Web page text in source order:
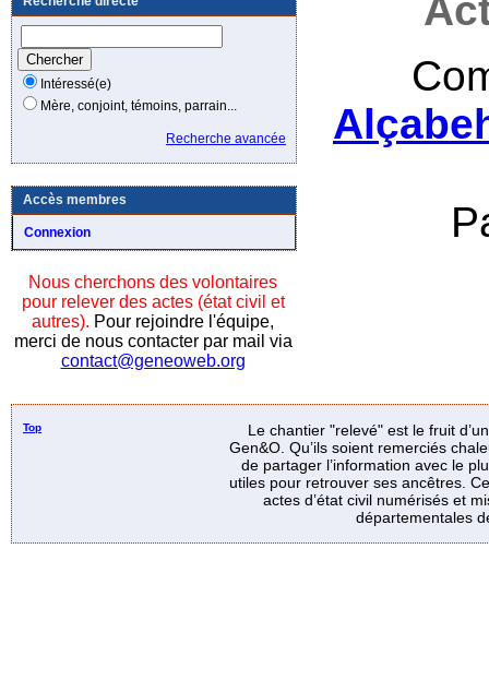
Intéressé(e)
Mère, conjoint, témoins, parrain...
Recherche avancée
Accès membres
Connexion
Nous cherchons des volontaires
pour relever des actes (état civil et
autres). Pour rejoindre l'équipe,
merci de nous contacter par mail via
contact@geneoweb.org
Top
Le chantier "relevé" est le fruit
Gen&O. Qu’ils soient remerciés
de partager l’information avec le
utiles pour retrouver ses ancêtres.
actes d’état civil numérisés et
départementales